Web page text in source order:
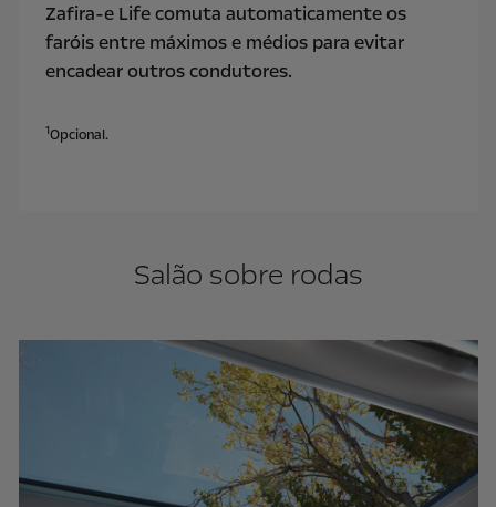
Zafira-e Life comuta automaticamente os
faróis entre máximos e médios para evitar
encadear outros condutores.
1Opcional.
Salão sobre rodas